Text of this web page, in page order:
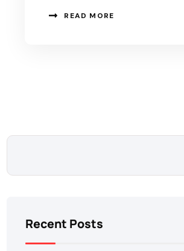
READ MORE
Recent Posts